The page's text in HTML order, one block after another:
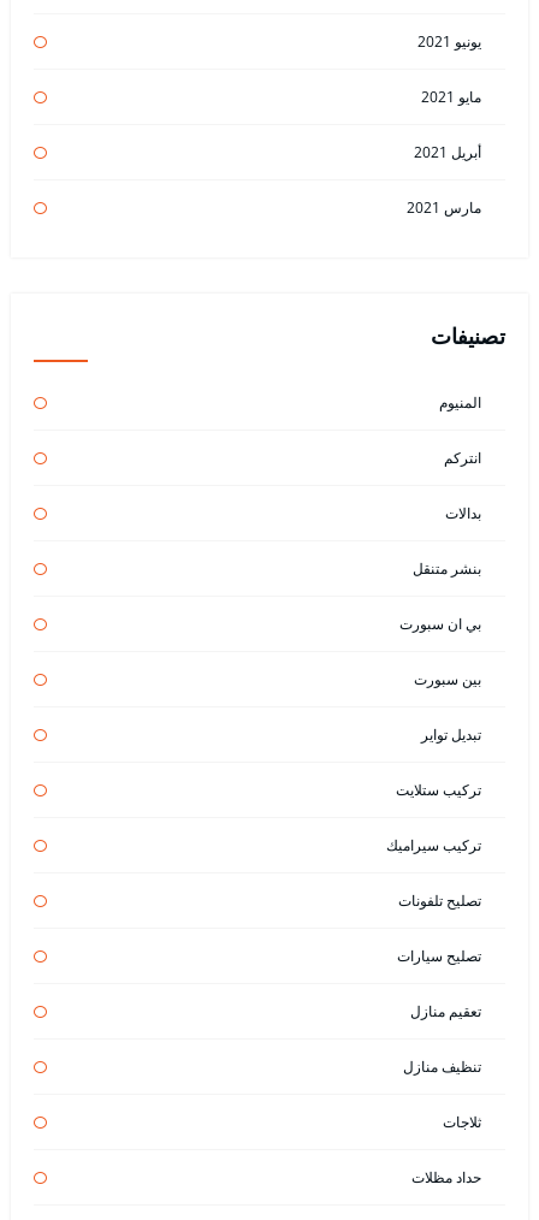
يونيو 2021
مايو 2021
أبريل 2021
مارس 2021
تصنيفات
المنيوم
انتركم
بدالات
بنشر متنقل
بي ان سبورت
بين سبورت
تبديل تواير
تركيب ستلايت
تركيب سيراميك
تصليح تلفونات
تصليح سيارات
تعقيم منازل
تنظيف منازل
ثلاجات
حداد مظلات